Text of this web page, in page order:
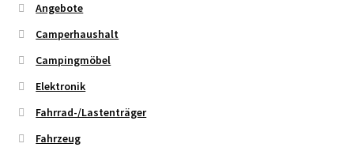
Angebote
Camperhaushalt
Campingmöbel
Elektronik
Fahrrad-/Lastenträger
Fahrzeug